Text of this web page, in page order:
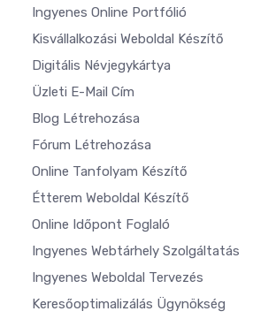
Ingyenes Online Portfólió
Kisvállalkozási Weboldal Készítő
Digitális Névjegykártya
Üzleti E-Mail Cím
Blog Létrehozása
Fórum Létrehozása
Online Tanfolyam Készítő
Étterem Weboldal Készítő
Online Időpont Foglaló
Ingyenes Webtárhely Szolgáltatás
Ingyenes Weboldal Tervezés
Keresőoptimalizálás Ügynökség